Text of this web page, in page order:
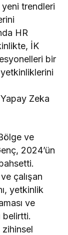
trendleri
HR
İK
bir
Zeka
ve
2024’ün
çalışan
yetkinlik
ve
belirtti.
zihinsel